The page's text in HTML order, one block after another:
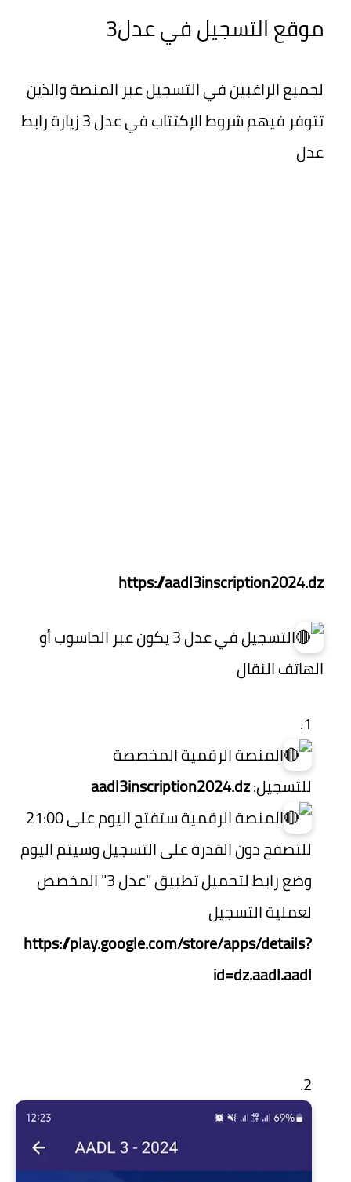
موقع التسجيل في عدل3
لجميع الراغبين في التسجيل عبر المنصة والذين
تتوفر فيهم شروط الإكتتاب في عدل 3 زيارة رابط
عدل
https://aadl3inscription2024.dz
التسجيل في عدل 3 يكون عبر الحاسوب أو
الهاتف النقال
المنصة الرقمية المخصصة
للتسجيل:aadl3inscription2024.dz
المنصة الرقمية ستفتح اليوم على 21:00
للتصفح دون القدرة على التسجيل وسيتم اليوم
وضع رابط لتحميل تطبيق "عدل 3" المخصص
لعملية التسجيل
https://play.google.com/store/apps/details?
id=dz.aadl.aadl